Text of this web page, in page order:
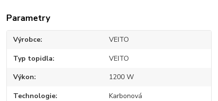
Parametry
Výrobce VEITO
Typ topidla VEITO
Výkon 1200 W
Technologie Karbonová